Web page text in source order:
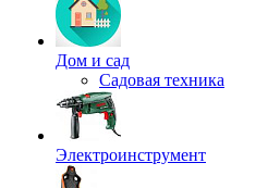
Дом и сад
Садовая техника
Электроинструмент